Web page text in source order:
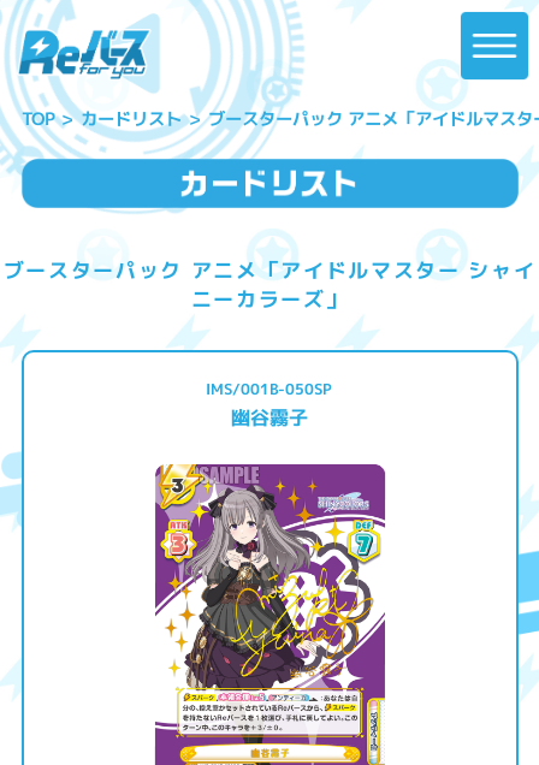
TOP カードリスト ブースターパック アニメ「アイドルマス
ブースターパック アニメ「アイドルマスター シャイ
ニーカラーズ」
IMS/001B-050SP
幽谷霧子